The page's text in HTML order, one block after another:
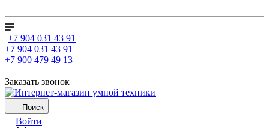
+7 904 031 43 91
+7 904 031 43 91
+7 900 479 49 13
Заказать звонок
Поиск
Войти